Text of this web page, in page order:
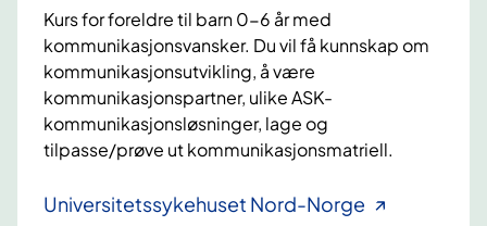
Kurs for foreldre til barn 0-6 år med
kommunikasjonsvansker. Du vil få kunnskap om
kommunikasjonsutvikling, å være
kommunikasjonspartner, ulike ASK-
kommunikasjonsløsninger, lage og
tilpasse/prøve ut kommunikasjonsmatriell.
Universitetssykehuset Nord-Norge A